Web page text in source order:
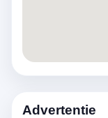
Advertentie